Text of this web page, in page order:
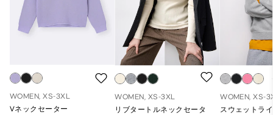
WOMEN, XS-3XL
Vネックセーター
WOMEN, XS-3XL
リブタートルネックセータ
WOMEN, XS-
スウェットラ